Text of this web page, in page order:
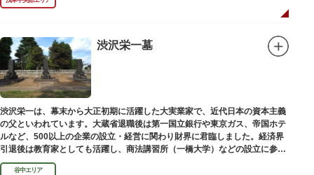
なっていますが、不定期で行われる「伝法院庭園拝観と絵馬展」が開催され
渋沢栄一墓
渋沢栄一は、幕末から大正初期に活躍した大実業家で、近代日本の資本主義
の父といわれています。大蔵省退職後は第一国立銀行や東京ガス、帝国ホテ
ルなど、500以上の企業の設立・経営に関わり財界に君臨しました。経済界
引退後は教育家としても活躍し、商法講習所（一橋大学）などの設立に参画
しました。お墓は谷中霊園にあります。
谷中エリア